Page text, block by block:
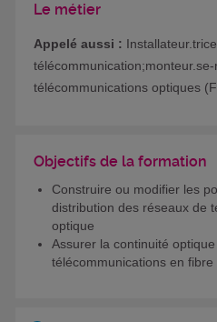
Le métier
Appelé aussi :
télécommunications optiques
Objectifs de la formation
Construire ou modifier les
distribution des réseaux de
optique
Assurer la continuité
télécommunications en fibre